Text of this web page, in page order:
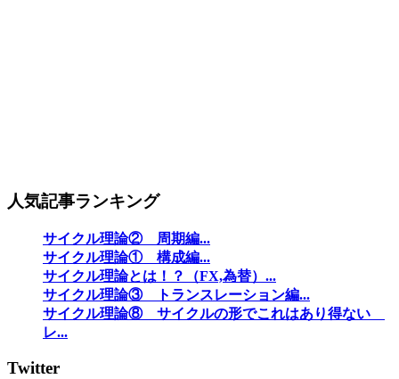
人気記事ランキング
サイクル理論② 周期編...
サイクル理論① 構成編...
サイクル理論とは！？（FX,為替）...
サイクル理論③ トランスレーション編...
サイクル理論⑧ サイクルの形でこれはあり得ない
レ...
Twitter